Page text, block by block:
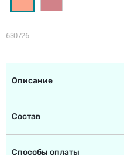
630726
Описание
Состав
Способы оплаты